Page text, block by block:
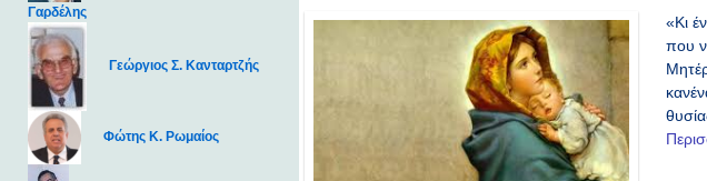
Γαρδέλης
Γεώργιος Σ. Κανταρτζής
Φώτης Κ. Ρωμαίος
«Κι
που